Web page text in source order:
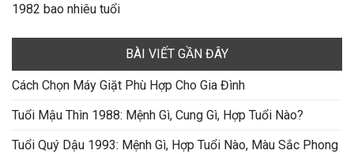
1982 bao nhiêu tuổi
BÀI VIẾT GẦN ĐÂY
Cách Chọn Máy Giặt Phù Hợp Cho Gia Đình
Tuổi Mậu Thìn 1988: Mệnh Gì, Cung Gì, Hợp Tuổi Nào?
Tuổi Quý Dậu 1993: Mệnh Gì, Hợp Tuổi Nào, Màu Sắc Phong